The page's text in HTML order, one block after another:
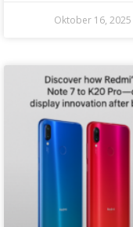
Oktober 16, 2025